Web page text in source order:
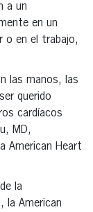
a un
en un
o en el trabajo,
las manos, las
querido
cardíacos
MD,
American Heart
la
la American